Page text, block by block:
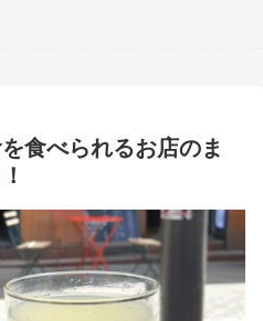
食べられるお店のま